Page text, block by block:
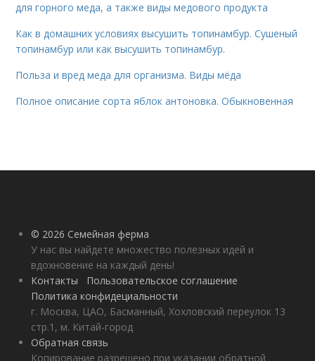
для горного меда, а также виды медового продукта
Как в домашних условиях высушить топинамбур. Сушеный
топинамбур или как высушить топинамбур.
Польза и вред меда для организма. Виды мёда
Полное описание сорта яблок антоновка. Обыкновенная
© 2026 Семейная ферма
У нас вы найдете множество полезных идей и
вдохновение на каждый день!
Контакты
Пользовательское соглашение
Политика конфидециальности
г. Москва, ЦАО, Басманный, Хохловский переулок 13
стр.1, м. Китай-город
Обратная связь
Копирование разрешено при указании обратной